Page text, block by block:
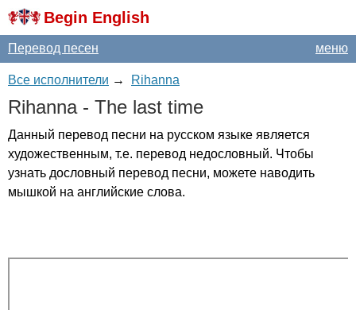
Begin English
меню
Перевод песен
Все исполнители → Rihanna
Rihanna- The last time
Данный перевод песни на русском языке является
художественным, т.е. перевод недословный. Чтобы
узнать дословный перевод песни, можете наводить
мышкой на английские слова.